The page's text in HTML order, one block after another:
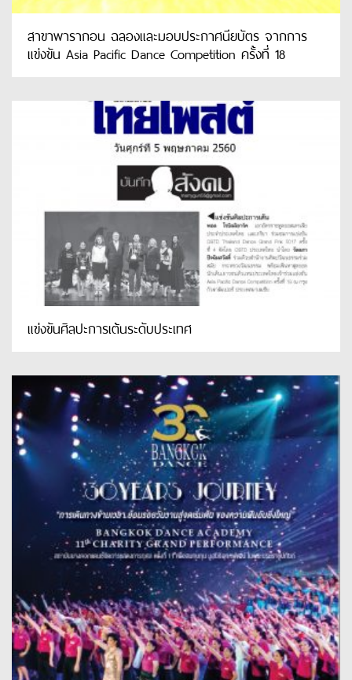
สาขาพารากอน ฉลองและมอบประกาศนียบัตร จากการ
แข่งขัน Asia Pacific Dance Competition ครั้งที่ 18
แข่งขันศิลปะการเต้นระดับประเทศ